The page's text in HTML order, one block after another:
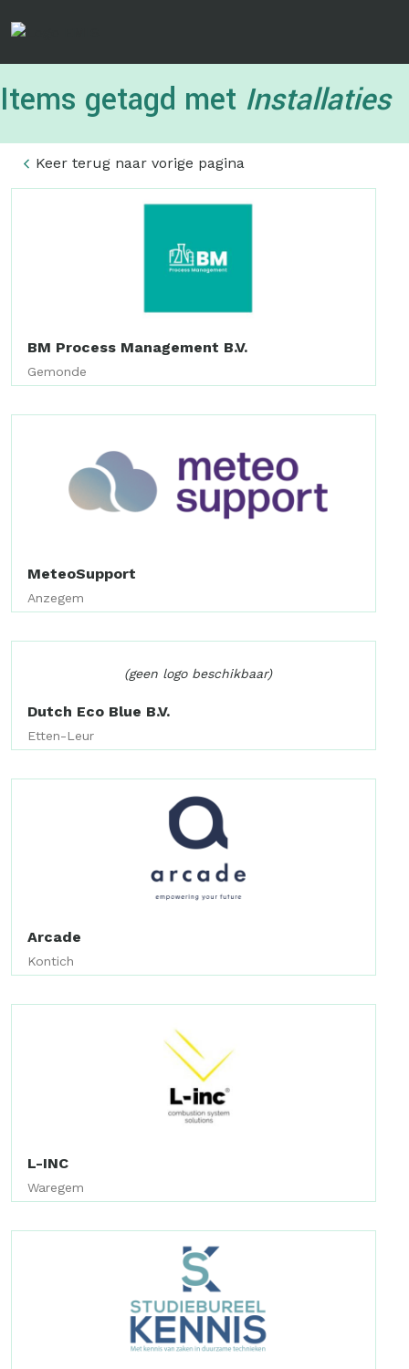
inhoud
Items getagd met Installaties
Keer terug naar vorige pagina
BM Process Management B.V.
Gemonde
MeteoSupport
Anzegem
(geen logo beschikbaar)
Dutch Eco Blue B.V.
Etten-Leur
Arcade
Kontich
L-INC
Waregem